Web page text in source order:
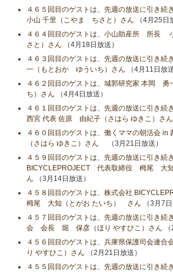
４６５回目のゲストは、先週の放送に引き
小山​ 千里（こやま ちさと）さん （4月25日
４６４回目のゲストは、小山助産所 所長
さと）さん （4月18日放送）
４６３回目のゲストは、先週の放送に引き
一（もとおか ゆういち）さん （4月11日放送
４６２回目のゲストは、城郭研究家 本岡
ち）さん （4月4日放送）
４６１回目のゲストは、先週の放送に引き続
西宮 代表 佐原 由紀子（さはら ゆきこ）さ
４６０回目のゲストは、働くママの朝活会
（さはら ゆきこ）さん
（3月21日放送）
４５９回目のゲストは、先週の放送に引き続
BICYCLEPROJECT 代表取締役 栂尾 大
ん （3月14日放送）
４５８回目のゲストは、株式会社
栂尾 大知（とがお たいち） さん （3月7日
４５７回目のゲストは、先週の放送に引き続
会 会長 堀 保彦（ほり やすひこ）さん
４５６回目のゲストは、兵庫県保護司会
り やすひこ）さん （2月21日放送）
４５５回目のゲストは、先週の放送に引き続